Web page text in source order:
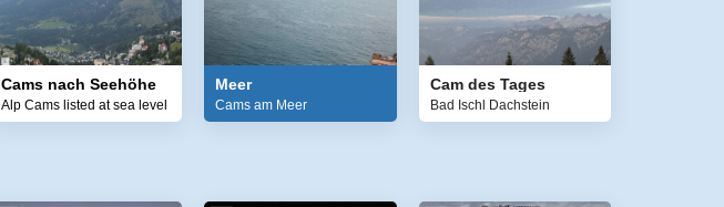
Cams nach Seehöhe
Alp Cams listed at sea level
Meer
Cams am Meer
Cam des Tages
Bad Ischl Dachstein